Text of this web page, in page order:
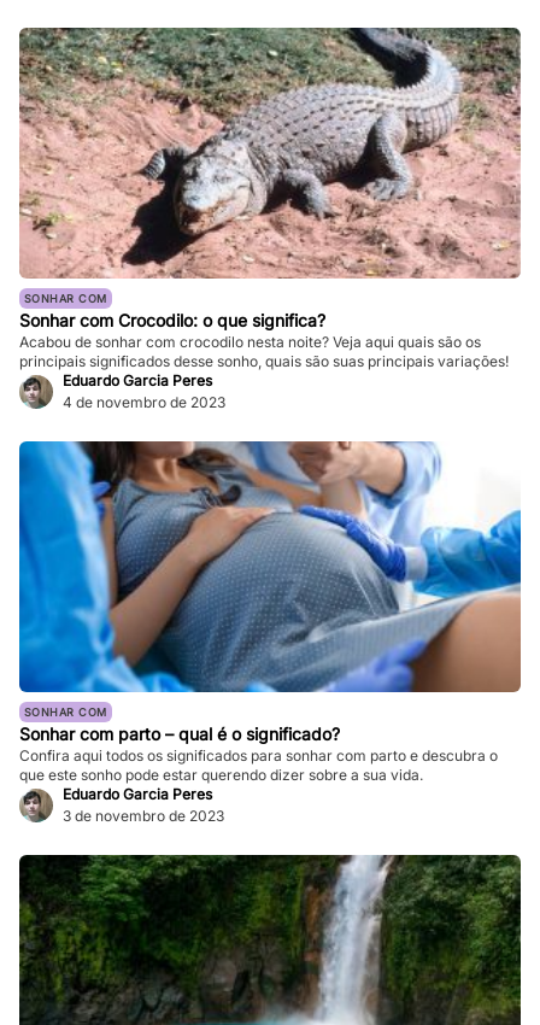
SONHAR COM
Sonhar com Crocodilo: o que significa?
Acabou de sonhar com crocodilo nesta noite? Veja aqui quais são os
principais significados desse sonho, quais são suas principais variações!
Eduardo Garcia Peres
4 de novembro de 2023
SONHAR COM
Sonhar com parto – qual é o significado?
Confira aqui todos os significados para sonhar com parto e descubra o
que este sonho pode estar querendo dizer sobre a sua vida.
Eduardo Garcia Peres
3 de novembro de 2023